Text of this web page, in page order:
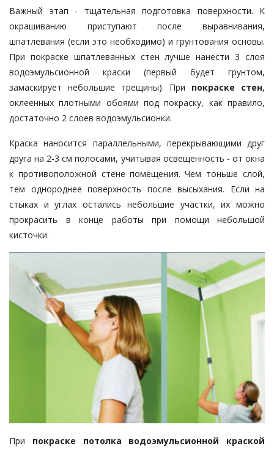
Важный этап - тщательная подготовка поверхности. К
окрашиванию приступают после выравнивания,
шпатлевания (если это необходимо) и грунтования основы.
При покраске шпатлеванных стен лучше нанести 3 слоя
водоэмульсионной краски (первый будет грунтом,
замаскирует небольшие трещины). При покраске стен,
оклеенных плотными обоями под покраску, как правило,
достаточно 2 слоев водоэмульсионки.
Краска наносится параллельными, перекрывающими друг
друга на 2-3 см полосами, учитывая освещенность - от окна
к противоположной стене помещения. Чем тоньше слой,
тем однороднее поверхность после высыхания. Если на
стыках и углах остались небольшие участки, их можно
прокрасить в конце работы при помощи небольшой
кисточки.
При покраске потолка водоэмульсионной краской